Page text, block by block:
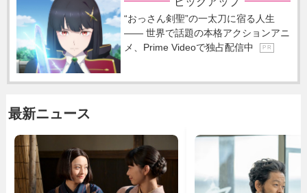
“おっさん剣聖”の一太刀に宿る人生
―― 世界で話題の本格アクションアニ
メ、Prime Videoで独占配信中
P R
最新ニュース